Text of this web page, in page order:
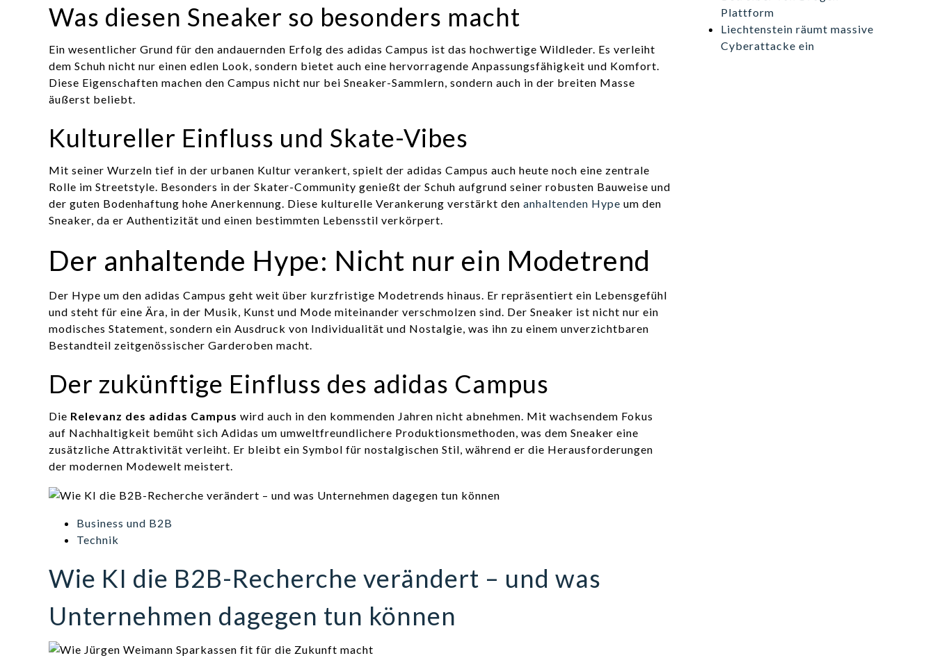
Was diesen Sneaker so besonders macht
Ein wesentlicher Grund für den andauernden Erfolg des adidas Campus ist das hochwertige Wildleder. Es verleiht
dem Schuh nicht nur einen edlen Look, sondern bietet auch eine hervorragende Anpassungsfähigkeit und Komfort.
Diese Eigenschaften machen den Campus nicht nur bei Sneaker-Sammlern, sondern auch in der breiten Masse
äußerst beliebt.
Kultureller Einfluss und Skate-Vibes
Mit seiner Wurzeln tief in der urbanen Kultur verankert, spielt der adidas Campus auch heute noch eine zentrale
Rolle im Streetstyle. Besonders in der Skater-Community genießt der Schuh aufgrund seiner robusten Bauweise und
der guten Bodenhaftung hohe Anerkennung. Diese kulturelle Verankerung verstärkt den anhaltenden Hype um den
Sneaker, da er Authentizität und einen bestimmten Lebensstil verkörpert.
Der anhaltende Hype: Nicht nur ein Modetrend
Der Hype um den adidas Campus geht weit über kurzfristige Modetrends hinaus. Er repräsentiert ein Lebensgefühl
und steht für eine Ära, in der Musik, Kunst und Mode miteinander verschmolzen sind. Der Sneaker ist nicht nur ein
modisches Statement, sondern ein Ausdruck von Individualität und Nostalgie, was ihn zu einem unverzichtbaren
Bestandteil zeitgenössischer Garderoben macht.
Der zukünftige Einfluss des adidas Campus
Die Relevanz des adidas Campus wird auch in den kommenden Jahren nicht abnehmen. Mit wachsendem Fokus
auf Nachhaltigkeit bemüht sich Adidas um umweltfreundlichere Produktionsmethoden, was dem Sneaker eine
zusätzliche Attraktivität verleiht. Er bleibt ein Symbol für nostalgischen Stil, während er die Herausforderungen
der modernen Modewelt meistert.
Business und B2B
Technik
Wie KI die B2B-Recherche verändert – und was
Unternehmen dagegen tun können
Plattform
Liechtenstein räumt massive
Cyberattacke ein